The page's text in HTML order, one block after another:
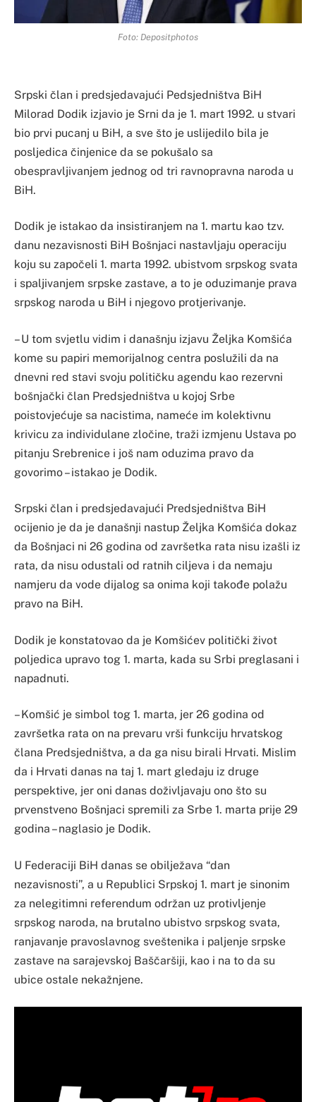
Foto: Depositphotos
Srpski član i predsjedavajući Pedsjedništva BiH
Milorad Dodik izjavio je Srni da je 1. mart 1992. u stvari
bio prvi pucanj u BiH, a sve što je uslijedilo bila je
posljedica činjenice da se pokušalo sa
obespravljivanjem jednog od tri ravnopravna naroda u
BiH.
Dodik je istakao da insistiranjem na 1. martu kao tzv.
danu nezavisnosti BiH Bošnjaci nastavljaju operaciju
koju su započeli 1. marta 1992. ubistvom srpskog svata
i spaljivanjem srpske zastave, a to je oduzimanje prava
srpskog naroda u BiH i njegovo protjerivanje.
– U tom svjetlu vidim i današnju izjavu Željka Komšića
kome su papiri memorijalnog centra poslužili da na
dnevni red stavi svoju političku agendu kao rezervni
bošnjački član Predsjedništva u kojoj Srbe
poistovjećuje sa nacistima, nameće im kolektivnu
krivicu za individulane zločine, traži izmjenu Ustava po
pitanju Srebrenice i još nam oduzima pravo da
govorimo – istakao je Dodik.
Srpski član i predsjedavajući Predsjedništva BiH
ocijenio je da je današnji nastup Željka Komšića dokaz
da Bošnjaci ni 26 godina od završetka rata nisu izašli iz
rata, da nisu odustali od ratnih ciljeva i da nemaju
namjeru da vode dijalog sa onima koji takođe polažu
pravo na BiH.
Dodik je konstatovao da je Komšićev politički život
poljedica upravo tog 1. marta, kada su Srbi preglasani i
napadnuti.
– Komšić je simbol tog 1. marta, jer 26 godina od
završetka rata on na prevaru vrši funkciju hrvatskog
člana Predsjedništva, a da ga nisu birali Hrvati. Mislim
da i Hrvati danas na taj 1. mart gledaju iz druge
perspektive, jer oni danas doživljavaju ono što su
prvenstveno Bošnjaci spremili za Srbe 1. marta prije 29
godina – naglasio je Dodik.
U Federaciji BiH danas se obilježava “dan
nezavisnosti”, a u Republici Srpskoj 1. mart je sinonim
za nelegitimni referendum održan uz protivljenje
srpskog naroda, na brutalno ubistvo srpskog svata,
ranjavanje pravoslavnog sveštenika i paljenje srpske
zastave na sarajevskoj Baščaršiji, kao i na to da su
ubice ostale nekažnjene.